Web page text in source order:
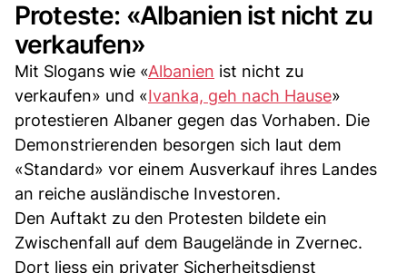
Proteste: «Albanien ist nicht zu
verkaufen»
Mit Slogans wie «Albanien ist nicht zu
verkaufen» und «Ivanka, geh nach Hause»
protestieren Albaner gegen das Vorhaben. Die
Demonstrierenden besorgen sich laut dem
«Standard» vor einem Ausverkauf ihres Landes
an reiche ausländische Investoren.
Den Auftakt zu den Protesten bildete ein
Zwischenfall auf dem Baugelände in Zvernec.
Dort liess ein privater Sicherheitsdienst